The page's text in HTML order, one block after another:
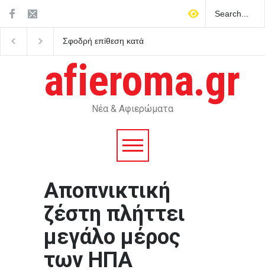
Σφοδρή επίθεση κατά
κόμματος για δολοφονία
χαρακτήρων και πολιτική
σπέκουλα
afieroma.gr
Νέα & Αφιερώματα
Αποπνικτική
ζέστη πλήττει
μεγάλο μέρος
των ΗΠΑ